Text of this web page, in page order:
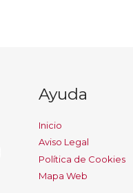
Ayuda
Inicio
Aviso Legal
Política de Cookies
Mapa Web